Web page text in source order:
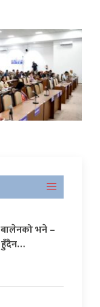
बालेनको भने –
हुँदैन…